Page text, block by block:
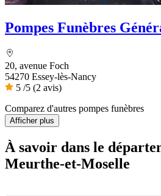
Pompes Funèbres
20, avenue Foch
54270 Essey-lès-Nancy
5 /5 (2 avis)
Comparez d'autres pompes funèbres
Afficher plus
À savoir dans le
Meurthe-et-Moselle